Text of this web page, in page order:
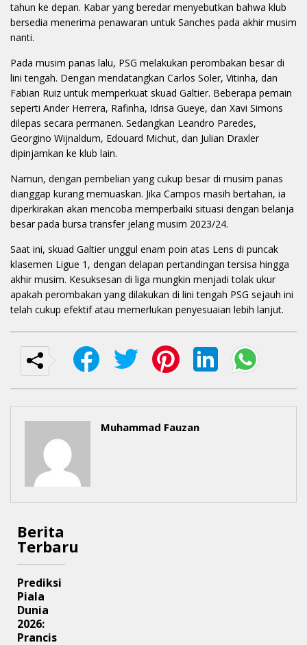
tahun ke depan. Kabar yang beredar menyebutkan bahwa klub
bersedia menerima penawaran untuk Sanches pada akhir musim
nanti.
Pada musim panas lalu, PSG melakukan perombakan besar di
lini tengah. Dengan mendatangkan Carlos Soler, Vitinha, dan
Fabian Ruiz untuk memperkuat skuad Galtier. Beberapa pemain
seperti Ander Herrera, Rafinha, Idrisa Gueye, dan Xavi Simons
dilepas secara permanen. Sedangkan Leandro Paredes,
Georgino Wijnaldum, Edouard Michut, dan Julian Draxler
dipinjamkan ke klub lain.
Namun, dengan pembelian yang cukup besar di musim panas
dianggap kurang memuaskan. Jika Campos masih bertahan, ia
diperkirakan akan mencoba memperbaiki situasi dengan belanja
besar pada bursa transfer jelang musim 2023/24.
Saat ini, skuad Galtier unggul enam poin atas Lens di puncak
klasemen Ligue 1, dengan delapan pertandingan tersisa hingga
akhir musim. Kesuksesan di liga mungkin menjadi tolak ukur
apakah perombakan yang dilakukan di lini tengah PSG sejauh ini
telah cukup efektif atau memerlukan penyesuaian lebih lanjut.
Muhammad Fauzan
Berita
Terbaru
Prediksi
Piala
Dunia
2026:
Prancis